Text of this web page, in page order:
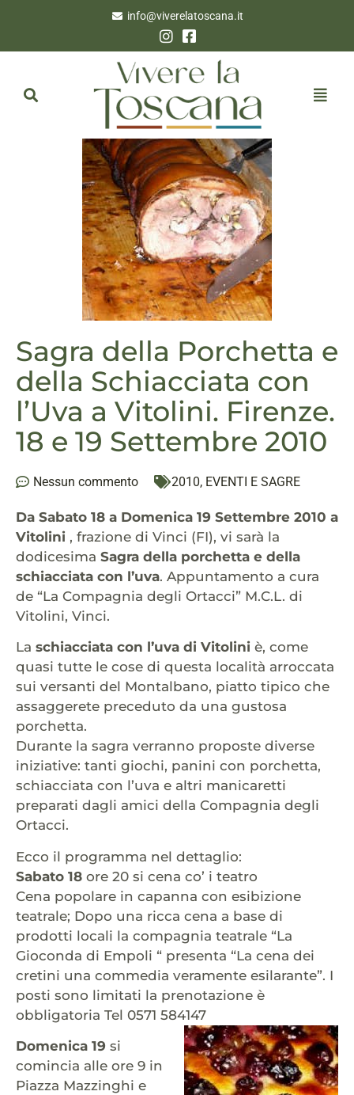
info@viverelatoscana.it
Sagra della Porchetta e
della Schiacciata con
l’Uva a Vitolini. Firenze.
18 e 19 Settembre 2010
Nessun commento 2010, EVENTI E SAGRE
Da Sabato 18 a Domenica 19 Settembre 2010 a
Vitolini , frazione di Vinci (FI), vi sarà la
dodicesima Sagra della porchetta e della
schiacciata con l’uva. Appuntamento a cura
de “La Compagnia degli Ortacci” M.C.L. di
Vitolini, Vinci.
La schiacciata con l’uva di Vitolini è, come
quasi tutte le cose di questa località arroccata
sui versanti del Montalbano, piatto tipico che
assaggerete preceduto da una gustosa
porchetta.
Durante la sagra verranno proposte diverse
iniziative: tanti giochi, panini con porchetta,
schiacciata con l’uva e altri manicaretti
preparati dagli amici della Compagnia degli
Ortacci.
Ecco il programma nel dettaglio:
Sabato 18 ore 20 si cena co’ i teatro
Cena popolare in capanna con esibizione
teatrale; Dopo una ricca cena a base di
prodotti locali la compagnia teatrale “La
Gioconda di Empoli “ presenta “La cena dei
cretini una commedia veramente esilarante”. I
posti sono limitati la prenotazione è
obbligatoria Tel 0571 584147
Domenica 19 si
comincia alle ore 9 in
Piazza Mazzinghi e